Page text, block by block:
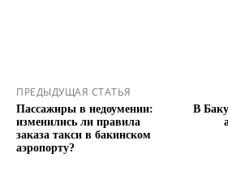
ПРЕДЫДУЩАЯ СТАТЬЯ
Пассажиры в недоумении:
изменились ли правила
заказа такси в бакинском
аэропорту?
В